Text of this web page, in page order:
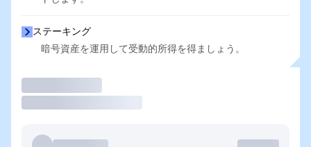
ステーキング
暗号資産を運用して受動的所得を得ましょう。